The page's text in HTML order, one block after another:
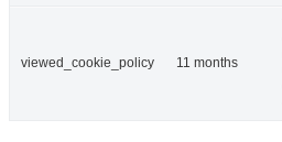
viewed_cookie_policy 11 months